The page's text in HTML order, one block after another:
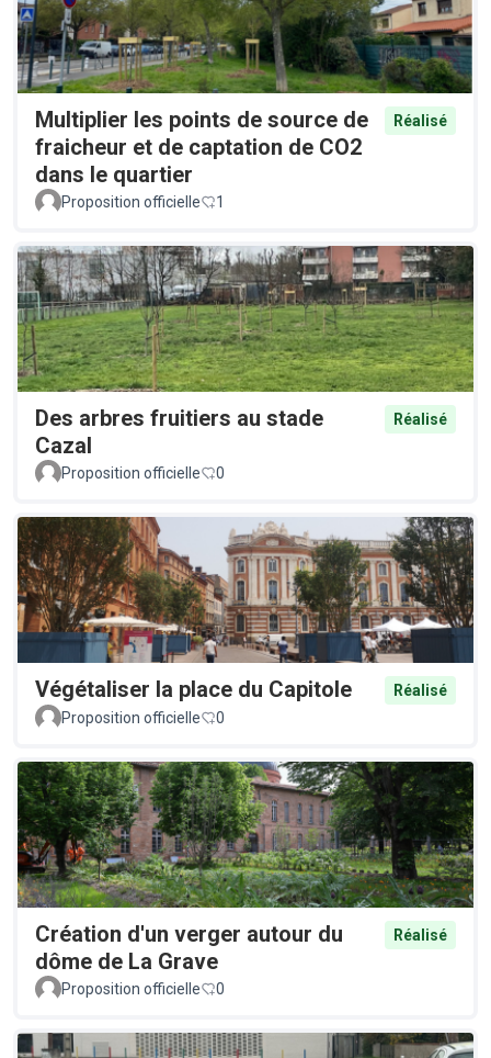
Multiplier les points de source de
fraicheur et de captation de CO2
dans le quartier
Réalisé
Proposition officielle 1
Des arbres fruitiers au stade
Cazal
Réalisé
Proposition officielle 0
Végétaliser la place du Capitole
Réalisé
Proposition officielle
0
Création d'un verger autour du
dôme de La Grave
Réalisé
Proposition officielle 0